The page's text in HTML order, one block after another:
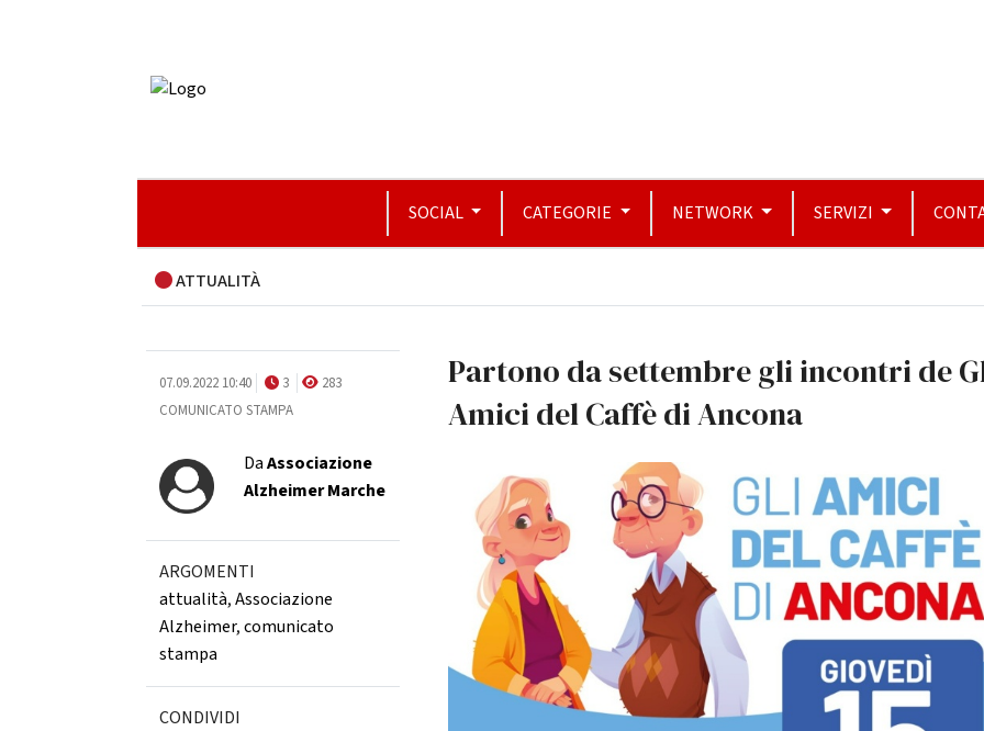
SOCIAL CATEGORIE NETWORK SERVIZI
ATTUALITÀ
07.09.2022 10:40 3
283
COMUNICATO STAMPA
DaAssociazione
Alzheimer Marche
ARGOMENTI
attualità,Associazione
Alzheimer,comunicato
stampa
CONDIVIDI
Partono da settembre gli incontri de
Amici del Caffè di Ancona